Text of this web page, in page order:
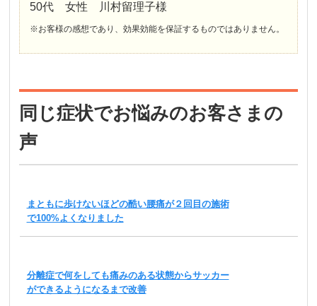
50代 女性 川村留理子様
※お客様の感想であり、効果効能を保証するものではありません。
同じ症状でお悩みのお客さまの
声
まともに歩けないほどの酷い腰痛が２回目の施術
で100%よくなりました
分離症で何をしても痛みのある状態からサッカー
ができるようになるまで改善